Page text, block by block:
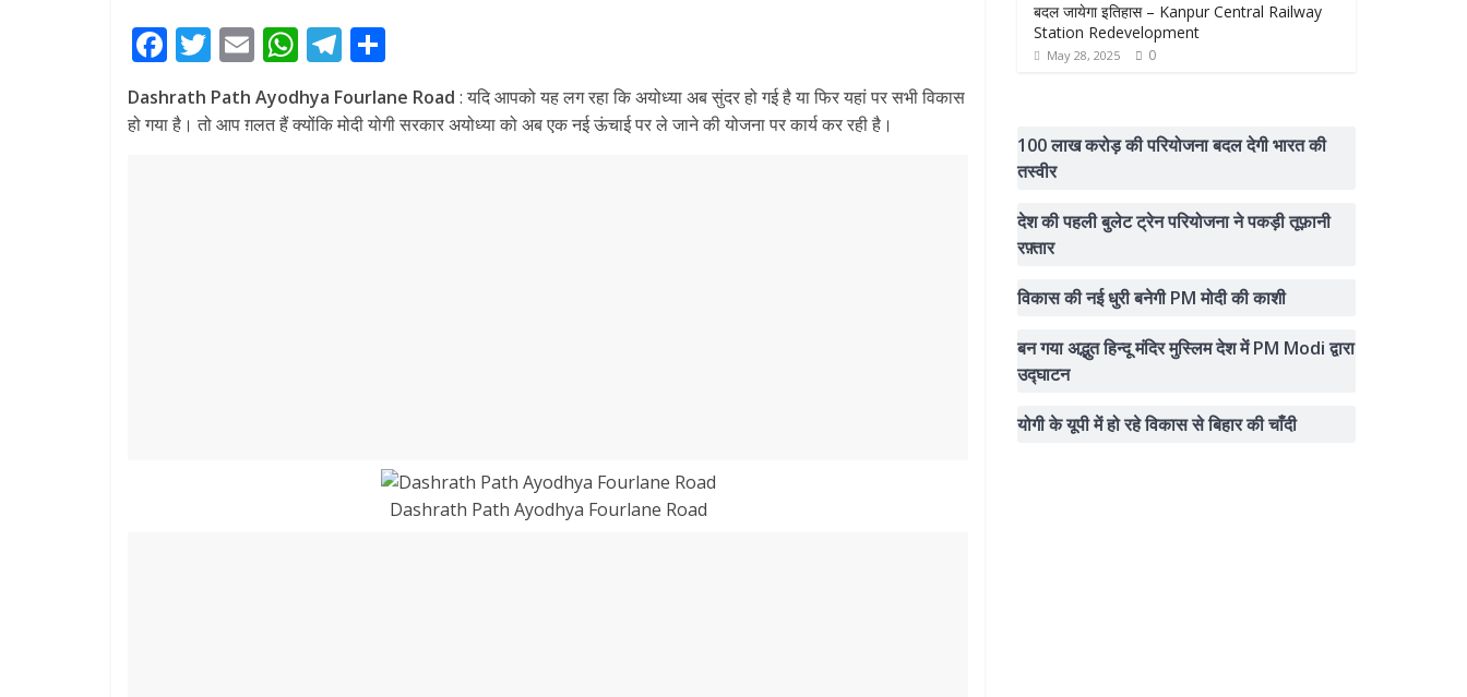
F
ac
e
b
T
w
itt
E
m
ai
W
h
at
T
el
e ar
Dashrath Path Ayodhya Fourlane Road : यदि आपको यह लग रहा कि अयोध्या अब सुंदर हो गई है या फिर यहां पर सभी विकास
हो गया है। तो आप ग़लत हैं क्योंकि मोदी योगी सरकार अयोध्या को अब एक नई ऊंचाई पर ले जाने की योजना पर कार्य कर रही है।
Dashrath Path Ayodhya Fourlane Road
बदल जायेगा इतिहास – Kanpur Central Railway
Station Redevelopment
May 28, 2025 0
100 लाख करोड़ की परियोजना बदल देगी भारत की
तस्वीर
देश की पहली बुलेट ट्रेन परियोजना ने पकड़ी तूफ़ानी
रफ़्तार
विकास की नई धुरी बनेगी PM मोदी की काशी
बन गया अद्भुत हिन्दू मंदिर मुस्लिम देश में PM Modi द्वारा
उद्घाटन
योगी के यूपी में हो रहे विकास से बिहार की चाँदी